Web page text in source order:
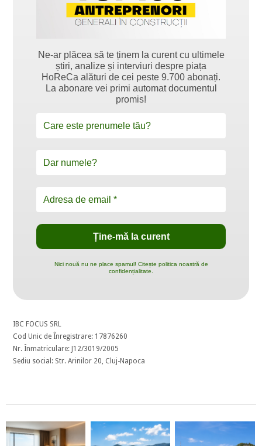
Ne-ar plăcea să te ținem la curent cu ultimele
știri, analize și interviuri despre piața
HoReCa alături de cei peste 9.700 abonați.
La abonare vei primi automat documentul
promis!
Nici nouă nu ne place spamul! Citește politica noastră de
confidențialitate.
IBC FOCUS SRL
Cod Unic de Înregistrare: 17876260
Nr. Înmatriculare: J12/3019/2005
Sediu social: Str. Arinilor 20, Cluj-Napoca